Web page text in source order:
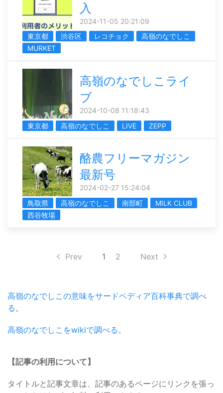
入
2024-11-05 20:21:09
東京都
渋谷区 レコチョク
高嶺のなでしこ
MURKET
高嶺のなでしこライ
ブ
2024-10-08 11:18:43
東京都
高嶺のなでしこ LIVE ZEPP
酪農フリーマガジン
最新号
2024-02-27 15:24:04
鳥取県
高嶺のなでしこ 南部町
MILK CLUB
西谷牧場
Prev 1 2 Next
高嶺のなでしこの意味をサードペディア百科事典で調べ
る。
高嶺のなでしこをwikiで調べる。
【記事の利用について】
タイトルと記事文章は、記事のあるページにリンクを張っ